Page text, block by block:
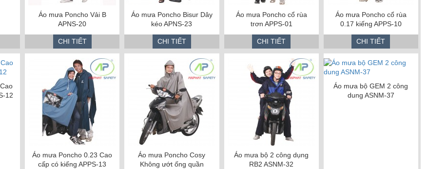
Áo mưa Poncho Vải B
APNS-20
CHI TIẾT
Áo mưa Poncho Bisur Dây
kéo APNS-23
CHI TIẾT
Áo mưa Poncho cổ rùa
trơn APPS-01
CHI TIẾT
Áo mưa Poncho cổ rùa
0.17 kiếng APPS-10
CHI TIẾT
12
Áo mưa Poncho 0.23 Cao
cấp có kiếng APPS-13
Áo mưa Poncho Cosy
Không ướt ống quần
Áo mưa bộ 2 công dụng
RB2 ASNM-32
Áo mưa bộ GEM 2 công
dung ASNM-37